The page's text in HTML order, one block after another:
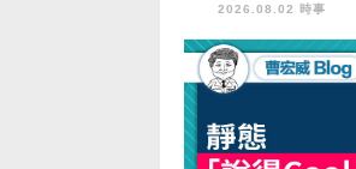
2026.08.02 時事